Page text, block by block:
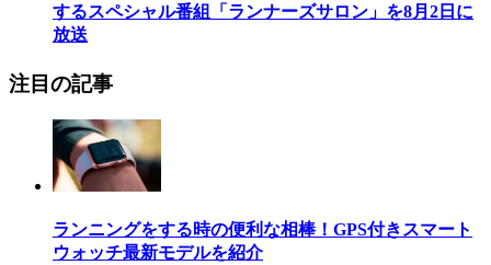
するスペシャル番組「ランナーズサロン」を8月2日に
放送
注目の記事
ランニングをする時の便利な相棒！GPS付きスマート
ウォッチ最新モデルを紹介